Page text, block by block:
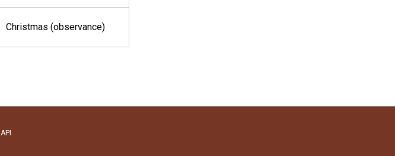
Christmas (observance)
API